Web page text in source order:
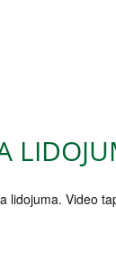
lidojuma. Video